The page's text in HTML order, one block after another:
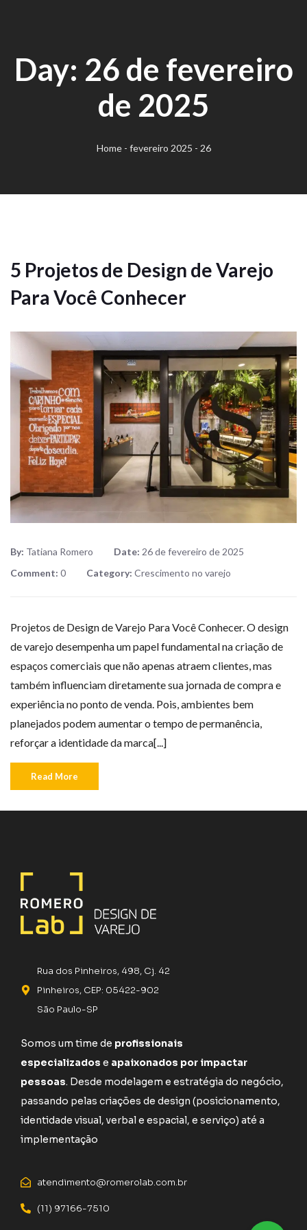
Day: 26 de fevereiro
de 2025
Home- fevereiro 2025 - 26
5 Projetos de Design de Varejo
Para Você Conhecer
By: Tatiana Romero Date: 26 de fevereiro de 2025
Comment: 0 Category: Crescimento no varejo
Projetos de Design de Varejo Para Você Conhecer. O design
de varejo desempenha um papel fundamental na criação de
espaços comerciais que não apenas atraem clientes, mas
também influenciam diretamente sua jornada de compra e
experiência no ponto de venda. Pois, ambientes bem
planejados podem aumentar o tempo de permanência,
reforçar a identidade da marca[...]
Read More
Rua dos Pinheiros, 498, Cj. 42
Pinheiros, CEP: 05422-902
São Paulo-SP
Somos um time de profissionais
especializados e apaixonados por impactar
pessoas. Desde modelagem e estratégia do negócio,
passando pelas criações de design (posicionamento,
identidade visual, verbal e espacial, e serviço) até a
implementação
atendimento@romerolab.com.br
(11) 97166-7510